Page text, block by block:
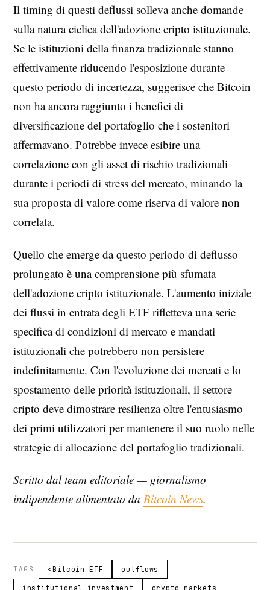
Il timing di questi deflussi solleva anche domande
sulla natura ciclica dell'adozione cripto istituzionale.
Se le istituzioni della finanza tradizionale stanno
effettivamente riducendo l'esposizione durante
questo periodo di incertezza, suggerisce che Bitcoin
non ha ancora raggiunto i benefici di
diversificazione del portafoglio che i sostenitori
affermavano. Potrebbe invece esibire una
correlazione con gli asset di rischio tradizionali
durante i periodi di stress del mercato, minando la
sua proposta di valore come riserva di valore non
correlata.
Quello che emerge da questo periodo di deflusso
prolungato è una comprensione più sfumata
dell'adozione cripto istituzionale. L'aumento iniziale
dei flussi in entrata degli ETF rifletteva una serie
specifica di condizioni di mercato e mandati
istituzionali che potrebbero non persistere
indefinitamente. Con l'evoluzione dei mercati e lo
spostamento delle priorità istituzionali, il settore
cripto deve dimostrare resilienza oltre l'entusiasmo
dei primi utilizzatori per mantenere il suo ruolo nelle
strategie di allocazione del portafoglio tradizionali.
Scritto dal team editoriale — giornalismo
indipendente alimentato da Bitcoin News.
TAGS <Bitcoin ETF outflows
institutional investment crypto markets